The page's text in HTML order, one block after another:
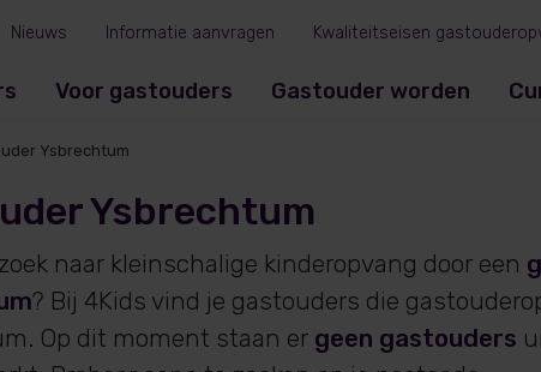
Voor gastouders Gastouder worden
Nieuws Informatie aanvragen Kwaliteitseisen
Ysbrechtum
Ysbrechtum
naar kleinschalige kinderopvang door een
? Bij 4Kids vind je gastouders die
Op dit moment staan er geen gastouders